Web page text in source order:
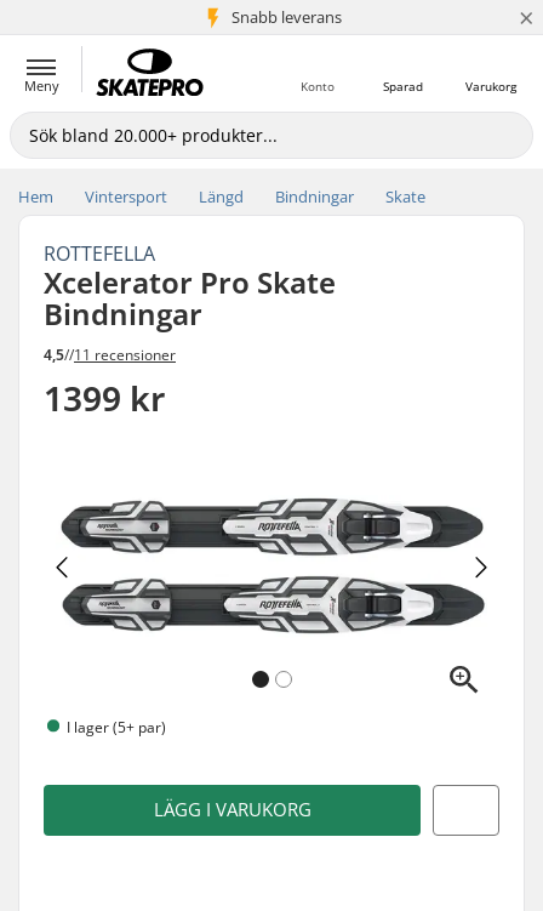
Snabb leverans
5+ milj. kunder ×
Meny Varukorg
Sparad
Konto
Hem Vintersport Längd Bindningar Skate
ROTTEFELLA
Xcelerator Pro Skate
Bindningar
4,5//11 recensioner
1399 kr
I lager (5+ par)
LÄGG I VARUKORG